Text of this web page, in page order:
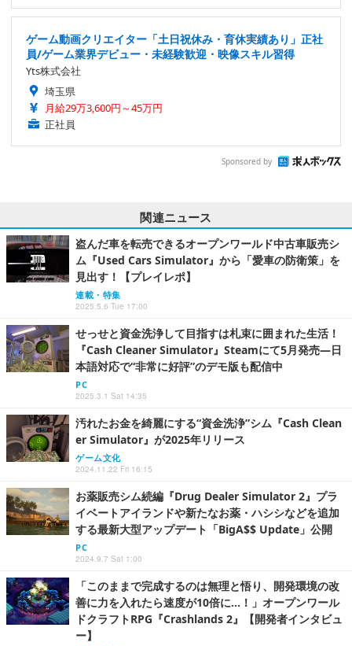
ゲーム動画クリエイター「土日祝休み・育休実績あり」正社
員/ゲーム業界デビュー・未経験歓迎・映像スキル習得
Yts株式会社
埼玉県
月給29万3,600円～45万円
正社員
Sponsored by
関連ニュース
盗んだ車を転売できるオープンワールド中古車販売シ
ム『Used Cars Simulator』から「愛車の防衛策」を
見出す！【プレイレポ】
連載・特集
2025.5.6 Tue 17:00
せっせと資金洗浄して目指すは札束に囲まれた生活！
『Cash Cleaner Simulator』Steamにて5月発売―日
本語対応で“非常に好評”のデモ版も配信中
PC
2025.3.1 Sat 14:35
汚れたお金を綺麗にする“資金洗浄”シム『Cash Clean
er Simulator』が2025年リリース
ゲーム文化
2024.11.22 Fri 16:15
お薬販売シム続編『Drug Dealer Simulator 2』プラ
イベートアイランドや新たなお薬・ハシシなどを追加
する最新大型アップデート「BigA$$ Update」公開
PC
2024.9.7 Sat 1:00
「このままで完成するのは無理と悟り、開発環境の改
善に力を入れたら速度が10倍に…！」オープンワール
ドクラフトRPG『Crashlands 2』【開発者インタビュ
ー】